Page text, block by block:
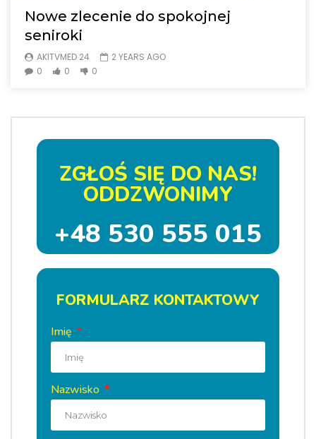
Nowe zlecenie do spokojnej
seniroki
AKITVMED 24
2 YEARS AGO
0
0 0
ZGŁOŚ SIĘ DO NAS!
ODDZWONIMY
+48 530 555 015
FORMULARZ KONTAKTOWY
Imię
Nazwisko